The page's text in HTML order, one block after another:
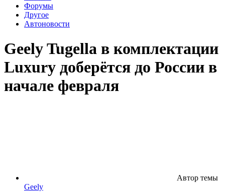
Форумы
Другое
Автоновости
Geely Tugella в комплектации
Luxury доберётся до России в
начале февраля
Автор темы
Geely